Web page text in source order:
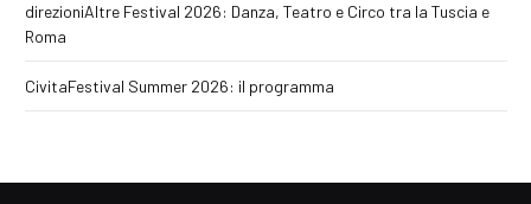
direzioniAltre Festival 2026: Danza, Teatro e Circo tra la Tuscia e
Roma
CivitaFestival Summer 2026: il programma